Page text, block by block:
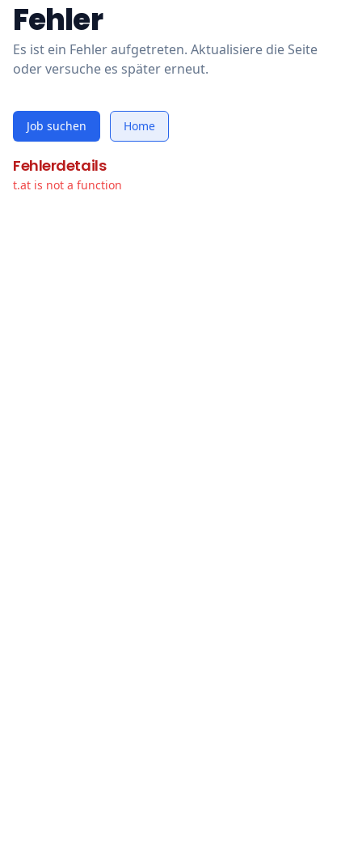
Fehler
Es ist ein Fehler aufgetreten. Aktualisiere die Seite
oder versuche es später erneut.
Job suchen Home
Fehlerdetails
t.at is not a function